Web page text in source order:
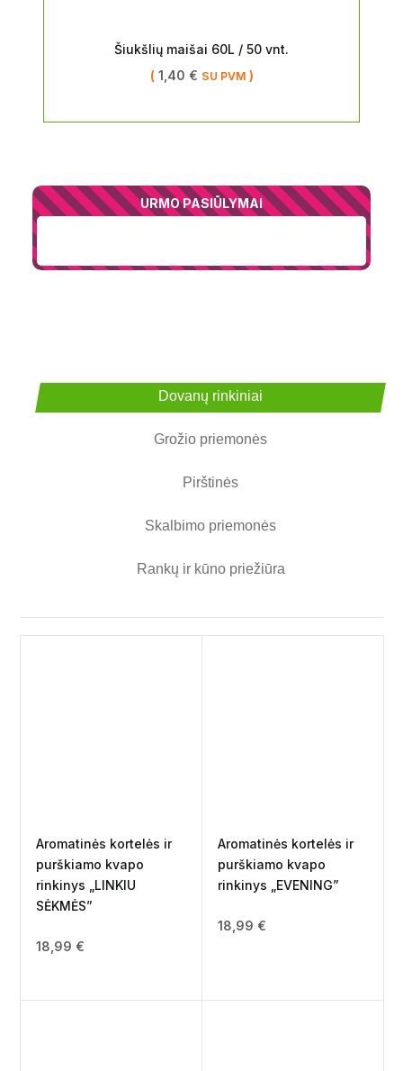
Šiukšlių maišai 60L / 50 vnt.
( 1,40 € SU PVM)
URMO PASIŪLYMAI
Dovanų rinkiniai
Grožio priemonės
Pirštinės
Skalbimo priemonės
Rankų ir kūno priežiūra
Aromatinės kortelės ir
purškiamo kvapo
rinkinys „LINKIU
SĖKMĖS”
18,99 €
Aromatinės kortelės ir
purškiamo kvapo
rinkinys „EVENING”
18,99 €